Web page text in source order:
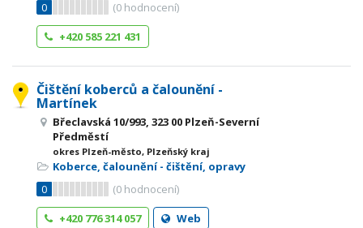
0
(0 hodnocení)
+420 585 221 431
Čištění koberců a čalounění -
Martínek
Břeclavská 10/993, 323 00 Plzeň-Severní
Předměstí
okres Plzeň-město, Plzeňský kraj
Koberce, čalounění - čištění, opravy
0
(0 hodnocení)
+420 776 314 057
Web